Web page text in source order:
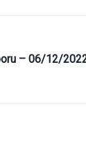
– 06/12/